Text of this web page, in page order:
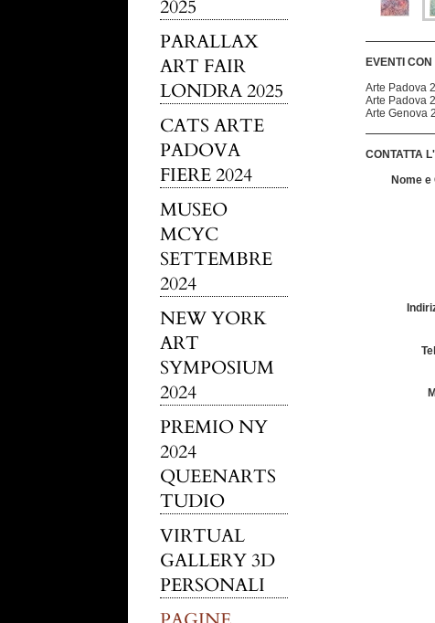
2025
PARALLAX
ART FAIR
LONDRA 2025
CATS ARTE
PADOVA
FIERE 2024
MUSEO
MCYC
SETTEMBRE
2024
NEW YORK
ART
SYMPOSIUM
2024
PREMIO NY
2024
QUEENARTS
TUDIO
VIRTUAL
GALLERY 3D
PERSONALI
EVENTI
Arte Padova
Arte Padova
Arte Genova
CONTATTA
Nome e